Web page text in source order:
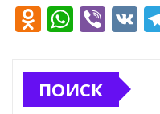
O
n
o
W
at
s
Vi
e
V
ПОИСК